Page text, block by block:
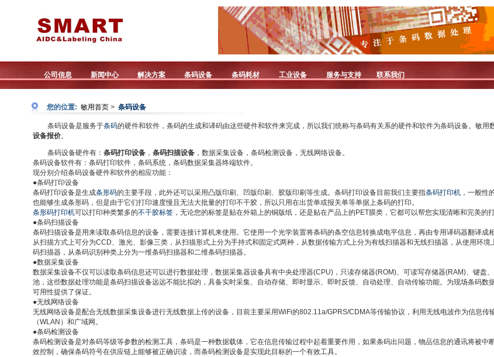
公司信息 新闻中心 解决方案 条码设备 条码耗材 工业设备 服务与支持 联系我们
您的位置: 敏用首页 > 条码设备
条码设备是服务于条码的硬件和软件，条码的生成和译码由这些硬件和软件来完成，所以我们统称与条码有关系的硬件和软件为条码设备。敏用
设备报价。
条码设备硬件有： 条码打印设备 ， 条码扫描设备 ，数据采集设备，条码检测设备，无线网络设备。
条码设备软件有：条码打印软件，条码系统，条码数据采集器终端软件。
现分别介绍条码设备硬件和软件的相应功能：
●条码打印设备
条码打印设备是生成条形码的主要手段，此外还可以采用凸版印刷、凹版印刷、胶版印刷等生成。条码打印设备目前我们主要指条码打印机 ，一般性
也能够生成条形码，但是由于它们打印速度慢且无法大批量的打印不干胶，所以只用在出货单或报关单等单据上条码的打印。
条形码打印机可以打印种类繁多的不干胶标签 ，无论您的标签是贴在外箱上的铜版纸，还是贴在产品上的PET膜类，它都可以帮您实现清晰和完美的打
●条码扫描设备
条码扫描设备是用来读取条码信息的设备，需要连接计算机来使用。它使用一个光学装置将条码的条空信息转换成电平信息，再由专用译码器翻译成
从扫描方式上可分为CCD、激光、影像三类，从扫描形式上分为手持式和固定式两种，从数据传输方式上分为有线扫描器和无线扫描器，从使用环境
码扫描器，从条码识别种类上分为一维条码扫描器和二维条码扫描器。
●数据采集设备
数据采集设备不仅可以读取条码信息还可以进行数据处理，数据采集器设备具有中央处理器(CPU)，只读存储器(ROM)、可读写存储器(RAM)、键盘
池，这些数据处理功能是条码扫描设备远远不能比拟的，具备实时采集、自动存储、即时显示、即时反馈、自动处理、自动传输功能。为现场条码数
可用性提供了保证。
●无线网络设备
无线网络设备是配合无线数据采集设备进行无线数据上传的设备，目前主要采用WiFi的802.11a/GPRS/CDMA等传输协议，利用无线电波作为信息传
（WLAN）和广域网。
●条码检测设备
条码检测设备是对条码等级等参数的检测工具，条码是一种数据载体，它在信息传输过程中起着重要作用，如果条码出问题，物品信息的通讯将被中
效控制，确保条码符号在供应链上能够被正确识读，而条码检测设备是实现此目标的一个有效工具。